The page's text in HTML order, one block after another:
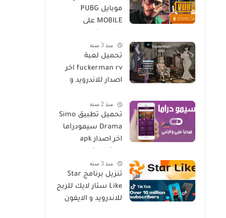
موبايل PUBG
MOBILE على
توب مجانا
منذ 3 سنة
تحميل لعبة
fuckerman rv اخر
اصدار للاندرويد و
منذ 2 سنة
تحميل تطبيق Simo
Drama سيمودراما
اخر اصدار apk
العالمية مجانا
منذ 3 سنة
تنزيل برنامج Star
Like ستار لايك للربح
للاندرويد و الايفون